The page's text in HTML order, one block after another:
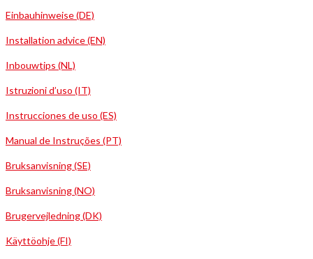
Einbauhinweise (DE)
Installation advice (EN)
Inbouwtips (NL)
Istruzioni d’uso (IT)
Instrucciones de uso (ES)
Manual de Instruções (PT)
Bruksanvisning (SE)
Bruksanvisning (NO)
Brugervejledning (DK)
Käyttöohje (FI)